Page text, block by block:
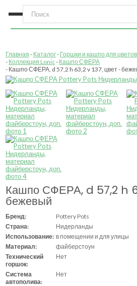
Главная Каталог Горшки и кашпо для цветов
Коллекция Lonic Кашпо СФЕРА
Кашпо СФЕРА, d 57,2 h 63,2 v 137, цвет -
Кашпо СФЕРА, d 57,2 h
бежевый
Бренд:
Pottery Pots
Страна:
Нидерланды
Использование: в помещении и для улицы
Материал:
файберстоун
Технический
горшок:
Нет
Система
автополива:
Нет